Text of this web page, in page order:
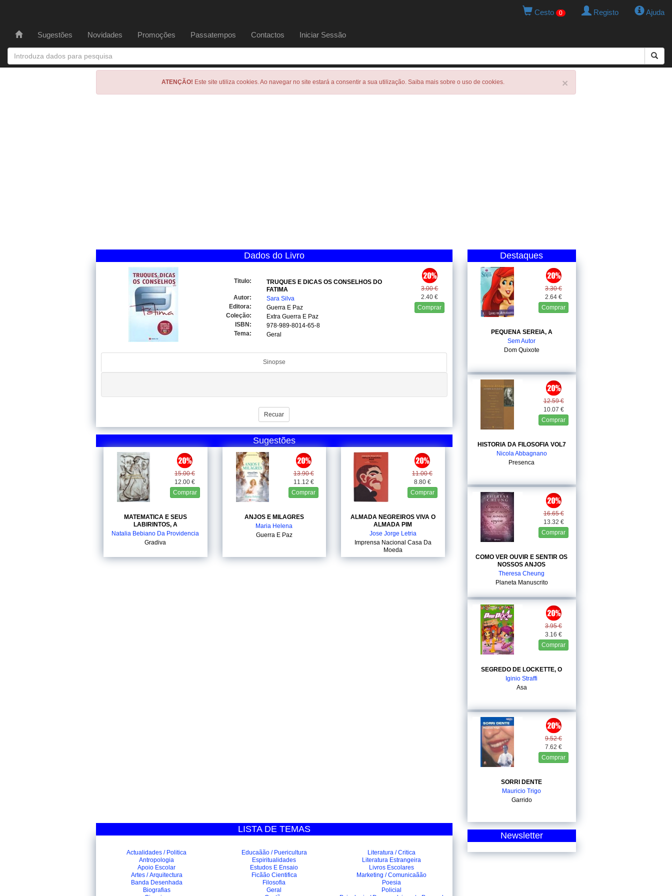
Cesto 0 Registo Ajuda
Sugestões Novidades Promoções Passatempos Contactos Iniciar Sessão
×
ATENÇÃO! Este site utiliza cookies. Ao navegar no site estará a consentir a sua utilização. Saiba mais sobre o uso de cookies.
Dados do Livro
3.00 €
2.40 €
Comprar
Titulo:
TRUQUES E DICAS OS CONSELHOS DO
FATIMA
Autor:
Sara Silva
Editora:
Guerra E Paz
Coleção:
Extra Guerra E Paz
ISBN:
978-989-8014-65-8
Tema:
Geral
Sinopse
Recuar
Sugestões
15.00 €
12.00 €
Comprar
MATEMATICA E SEUS
LABIRINTOS, A
Natalia Bebiano Da Providencia
Gradiva
13.90 €
11.12 €
Comprar
ANJOS E MILAGRES
Maria Helena
Guerra E Paz
11.00 €
8.80 €
Comprar
ALMADA NEGREIROS VIVA O
ALMADA PIM
Jose Jorge Letria
Imprensa Nacional Casa Da
Moeda
LISTA DE TEMAS
Actualidades / Politica
Antropologia
Apoio Escolar
Artes / Arquitectura
Banda Desenhada
Biografias
Educaãão / Puericultura
Espiritualidades
Estudos E Ensaio
Ficãão Cientifica
Filosofia
Geral
Literatura / Critica
Literatura Estrangeira
Livros Escolares
Marketing / Comunicaãão
Poesia
Policial
Destaques
3.30 €
2.64 €
Comprar
PEQUENA SEREIA, A
Sem Autor
Dom Quixote
12.59 €
10.07 €
Comprar
HISTORIA DA FILOSOFIA VOL7
Nicola Abbagnano
Presenca
16.65 €
13.32 €
Comprar
COMO VER OUVIR E SENTIR OS
NOSSOS ANJOS
Theresa Cheung
Planeta Manuscrito
3.95 €
3.16 €
Comprar
SEGREDO DE LOCKETTE, O
Iginio Straffi
Asa
9.52 €
7.62 €
Comprar
SORRI DENTE
Mauricio Trigo
Garrido
Newsletter